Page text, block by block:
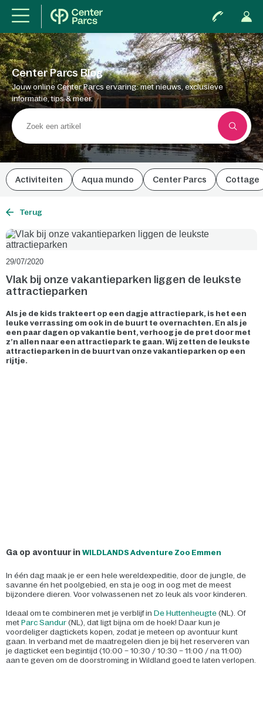
Center Parcs Blog
Jouw online Center Parcs ervaring: met nieuws, exclusieve
informatie, tips & meer.
Activiteiten Aqua mundo Center Parcs Cottage
Terug
29/07/2020
Vlak bij onze vakantieparken liggen de leukste
attractieparken
Als je de kids trakteert op een dagje attractiepark, is het een
leuke verrassing om ook in de buurt te overnachten. En als je
een paar dagen op vakantie bent, verhoog je de pret door met
z’n allen naar een attractiepark te gaan. Wij zetten de leukste
attractieparken in de buurt van onze vakantieparken op een
rijtje.
Ga op avontuur in WILDLANDS Adventure Zoo Emmen
In één dag maak je er een hele wereldexpeditie, door de jungle, de
savanne én het poolgebied, en sta je oog in oog met de meest
bijzondere dieren. Voor volwassenen net zo leuk als voor kinderen.
Ideaal om te combineren met je verblijf in De Huttenheugte (NL). Of
met Parc Sandur (NL), dat ligt bijna om de hoek! Daar kun je
voordeliger dagtickets kopen, zodat je meteen op avontuur kunt
gaan. In verband met de maatregelen dien je bij het reserveren van
je dagticket een begintijd (10:00 – 10:30 / 10:30 – 11:00 / na 11:00)
aan te geven om de doorstroming in Wildland goed te laten verlopen.